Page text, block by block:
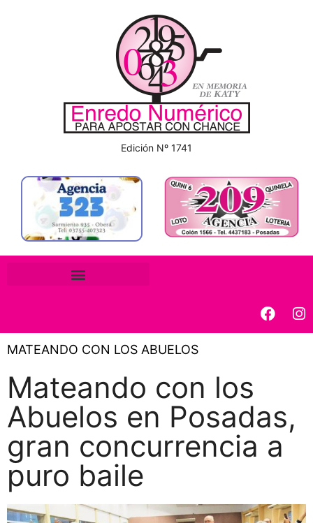
Edición Nº 1741
MATEANDO CON LOS ABUELOS
Mateando con los
Abuelos en Posadas,
gran concurrencia a
puro baile